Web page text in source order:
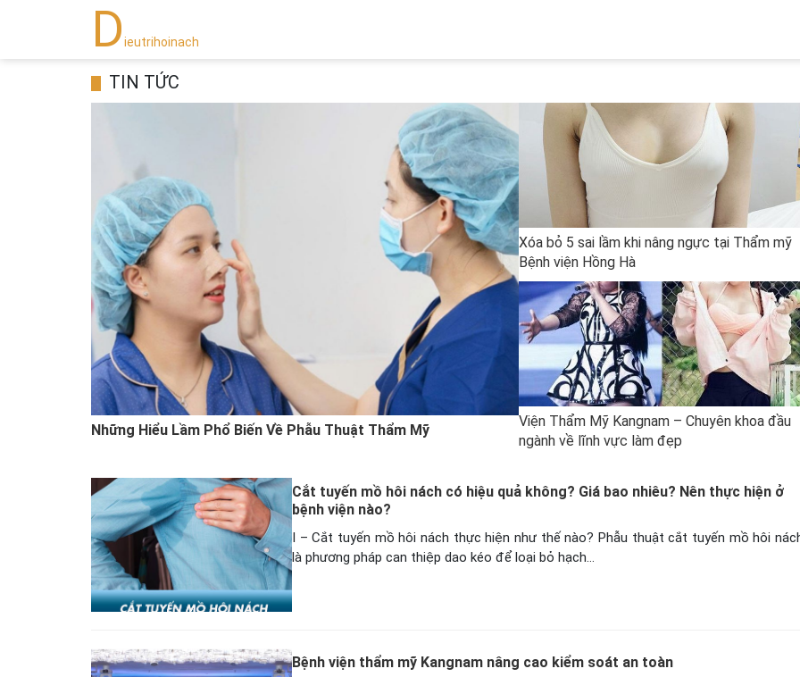
Dieutrihoinach
TIN TỨC
Những Hiểu Lầm Phổ Biến Về Phẫu Thuật Thẩm Mỹ
Xóa bỏ 5 sai lầm khi nâng ngực tại Thẩm mỹ
Bệnh viện Hồng Hà
Viện Thẩm Mỹ Kangnam – Chuyên khoa đầu
ngành về lĩnh vực làm đẹp
Cắt tuyến mồ hôi nách có hiệu quả không? Giá bao nhiêu? Nên thực hiện ở
bệnh viện nào?
I – Cắt tuyến mồ hôi nách thực hiện như thế nào? Phẫu thuật cắt tuyến mồ hôi
là phương pháp can thiệp dao kéo để loại bỏ hạch…
Bệnh viện thẩm mỹ Kangnam nâng cao kiểm soát an toàn